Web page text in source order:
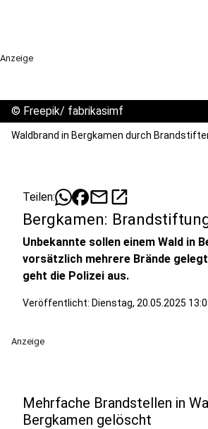
Anzeige
© Freepik/ fabrikasimf
Waldbrand in Bergkamen durch
Teilen: mailopen_in_new
Bergkamen:
Unbekannte sollen einem Wald in
vorsätzlich mehrere Brände gelegt
geht die Polizei aus.
Veröffentlicht: Dienstag, 20.05.2025
Anzeige
Mehrfache Brandstellen in
Bergkamen gelöscht